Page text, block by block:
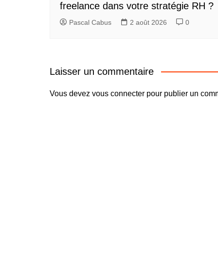
freelance dans votre stratégie RH ?
Pascal Cabus 2 août 2026 0
Laisser un commentaire
Vous devez vous connecter pour publier un